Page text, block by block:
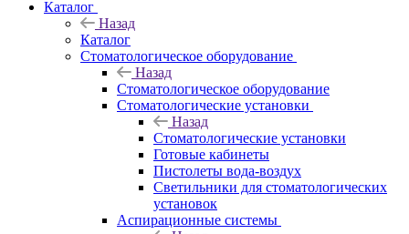
Каталог
Назад
Каталог
Стоматологическое оборудование
Назад
Стоматологическое оборудование
Стоматологические установки
Назад
Стоматологические установки
Готовые кабинеты
Пистолеты вода-воздух
Светильники для стоматологических
установок
Аспирационные системы